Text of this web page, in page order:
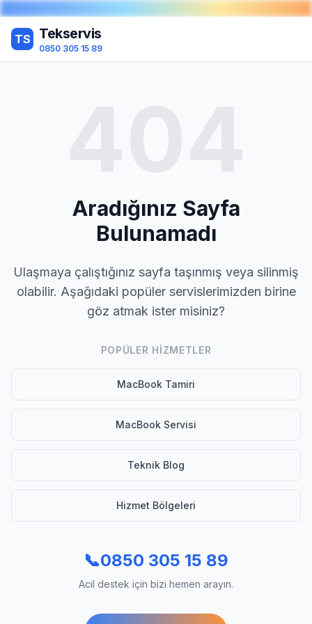
TS Tekservis
0850 305 15 89
Aradığınız Sayfa
Bulunamadı
Ulaşmaya çalıştığınız sayfa taşınmış veya silinmiş
olabilir. Aşağıdaki popüler servislerimizden birine
göz atmak ister misiniz?
POPÜLER HIZMETLER
MacBook Tamiri
MacBook Servisi
Teknik Blog
Hizmet Bölgeleri
📞0850 305 15 89
Acil destek için bizi hemen arayın.